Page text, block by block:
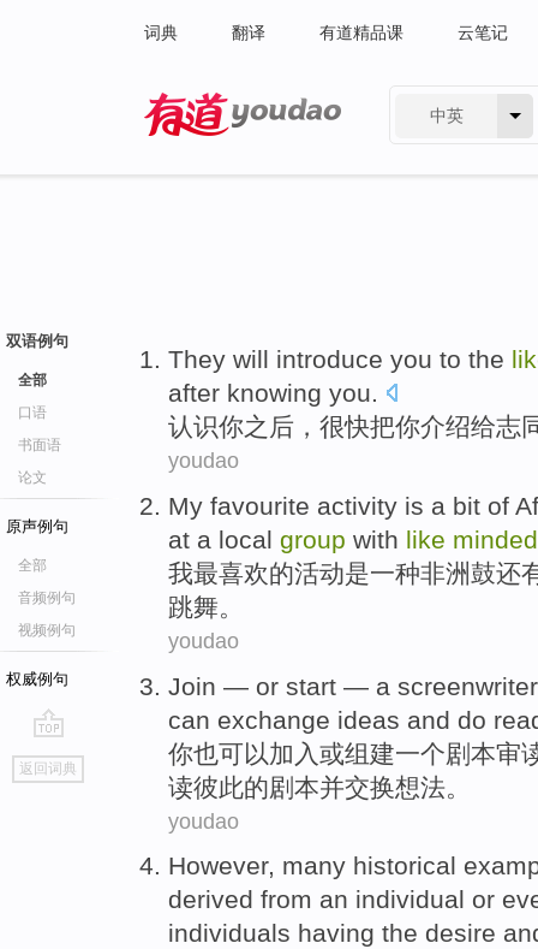
词典 翻译 有道精品课 云笔记
中英
双语例句
全部
口语
书面语
论文
原声例句
全部
音频例句
视频例句
权威例句
go
top
返回词典
They will introduce you to the
after knowing you.
认识你之后 ，很快把你介绍给志
youdao
My favourite activity is a bit of
at a local group with like minded
我最喜欢的活动是一种非洲 鼓还
跳舞。
youdao
Join — or start — a
can exchange ideas and do
你也可以加入 或组建一个剧本审
读彼此的剧本并交换想法。
youdao
However, many historical
derived from an individual or
individuals having the desire